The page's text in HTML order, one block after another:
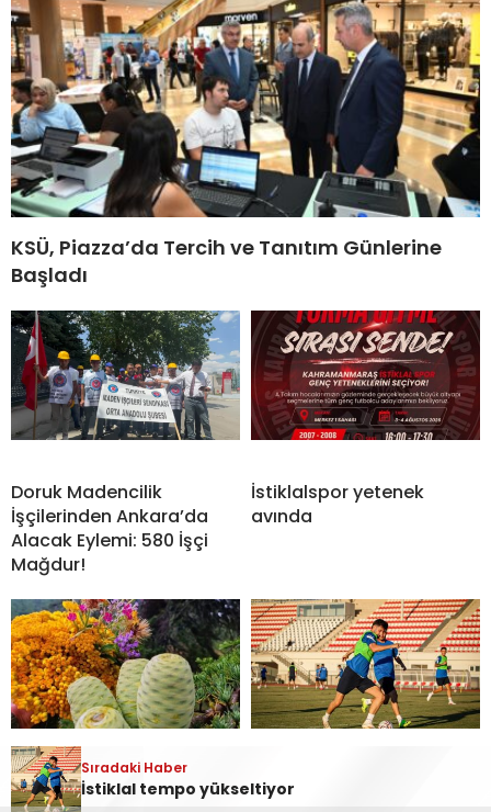
KSÜ, Piazza’da Tercih ve Tanıtım Günlerine
Başladı
Doruk Madencilik
İşçilerinden Ankara’da
Alacak Eylemi: 580 İşçi
Mağdur!
İstiklalspor yetenek
avında
Andırın Dağlarında Doğa
Şöleni: Sarı Mantıvar ve
İstiklal tempo yükseltiyor
Sıradaki Haber
İstiklal tempo yükseltiyor